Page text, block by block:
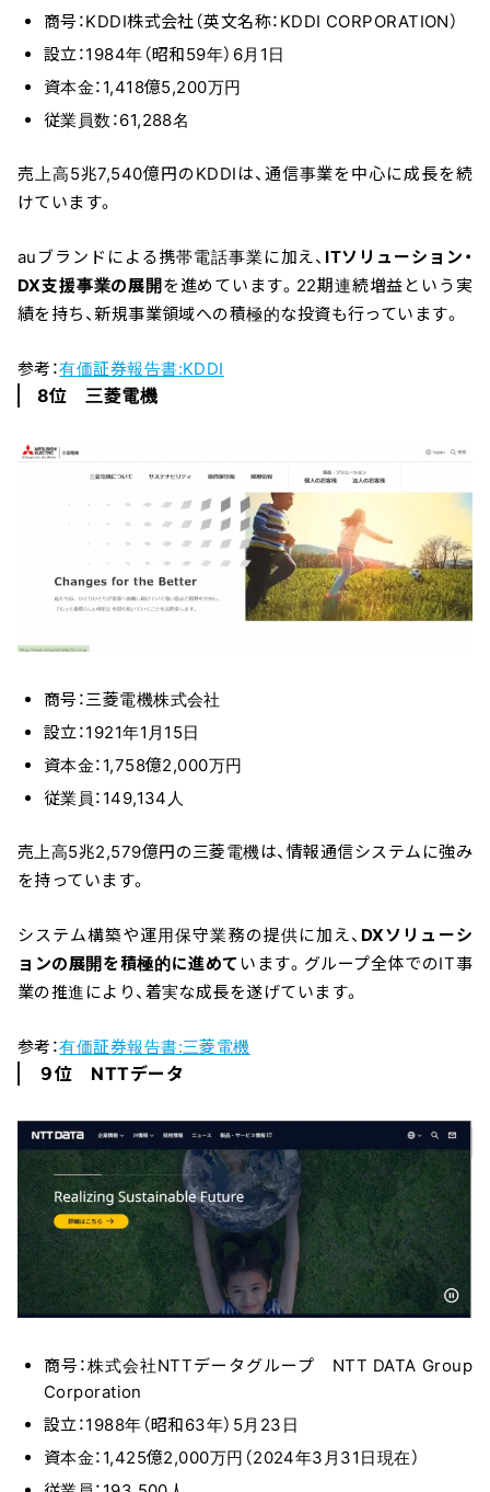
商号：KDDI株式会社（英文名称：KDDI CORPORATION）
設立：1984年（昭和59年）6月1日
資本金：1,418億5,200万円
従業員数：61,288名
売上高5兆7,540億円のKDDIは、通信事業を中心に成長を続
けています。
auブランドによる携帯電話事業に加え、 ITソリューション・
DX支援事業の展開を進めています。22期連続増益という実
績を持ち、新規事業領域への積極的な投資も行っています。
参考：有価証券報告書:KDDI
8位 三菱電機
商号：三菱電機株式会社
設立：1921年1月15日
資本金：1,758億2,000万円
従業員：149,134人
売上高5兆2,579億円の三菱電機は、情報通信システムに強み
を持っています。
システム構築や運用保守業務の提供に加え、 DXソリューシ
ョンの展開を積極的に進めて います。グループ全体でのIT事
業の推進により、着実な成長を遂げています。
参考：有価証券報告書:三菱電機
９位 NTTデータ
商号：株式会社NTTデータグループ NTT DATA Group
Corporation
設立：1988年（昭和63年）5月23日
資本金：1,425億2,000万円（2024年3月31日現在）